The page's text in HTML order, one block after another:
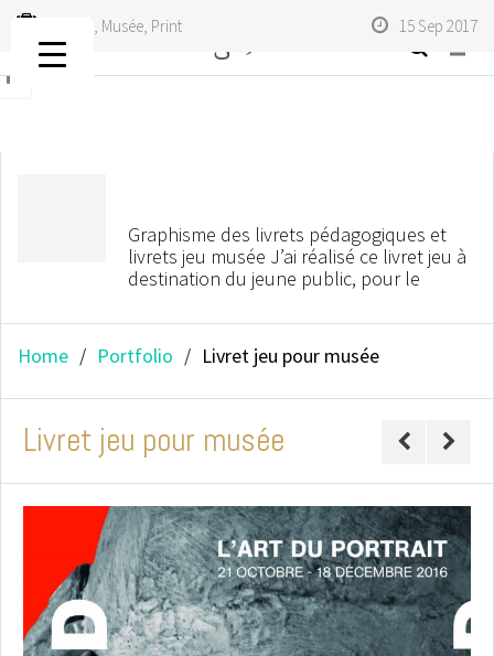
Graphisme des livrets pédagogiques et
livrets jeu musée J’ai réalisé ce livret jeu à
destination du jeune public, pour le
Home Portfolio Livret jeu pour musée
Livret jeu pour musée
, Musée, Print 15 Sep 2017